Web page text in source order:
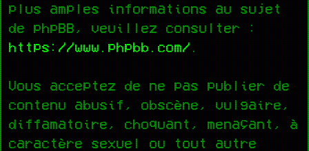
plus amples informations au sujet
de phpBB, veuillez consulter :
https://www.phpbb.com/
Vous acceptez de ne pas publier de
contenu abusif, obscène, vulgaire,
diffamatoire, choquant, menaçant, à
caractère sexuel ou tout autre